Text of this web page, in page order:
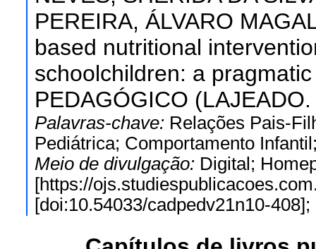
PEREIRA, ÁLVARO
based nutritional
schoolchildren: a
PEDAGÓGICO
Palavras-chave: Relações Pais-
Pediátrica; Comportamento
Meio de divulgação: Digital;
[https://
[doi:10.54033/cadpedv21n10-